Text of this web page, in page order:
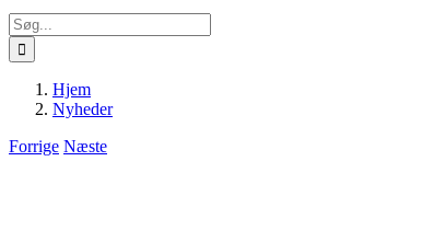
Søg
efter:
Hjem
Nyheder
Forrige Næste